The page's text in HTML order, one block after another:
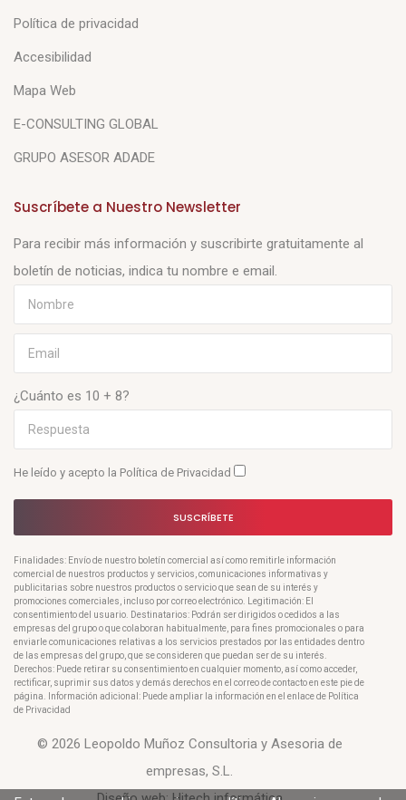
Política de privacidad
Accesibilidad
Mapa Web
E-CONSULTING GLOBAL
GRUPO ASESOR ADADE
Suscríbete a Nuestro Newsletter
Para recibir más información y suscribirte gratuitamente al
boletín de noticias, indica tu nombre e email.
¿Cuánto es 10 + 8?
He leído y acepto la Política de Privacidad
SUSCRÍBETE
Finalidades: Envío de nuestro boletín comercial así como remitirle información
comercial de nuestros productos y servicios, comunicaciones informativas y
publicitarias sobre nuestros productos o servicio que sean de su interés y
promociones comerciales, incluso por correo electrónico. Legitimación: El
consentimiento del usuario. Destinatarios: Podrán ser dirigidos o cedidos a las
empresas del grupo o que colaboran habitualmente, para fines promocionales o para
enviarle comunicaciones relativas a los servicios prestados por las entidades dentro
de las empresas del grupo, que se consideren que puedan ser de su interés.
Derechos: Puede retirar su consentimiento en cualquier momento, así como acceder,
rectificar, suprimir sus datos y demás derechos en el correo de contacto en este pie de
página. Información adicional: Puede ampliar la información en el enlace de Política
de Privacidad
© 2026 Leopoldo Muñoz Consultoria y Asesoria de
empresas, S.L.